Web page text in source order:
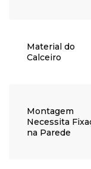
Material do
Calceiro
Montagem
Necessita
na Parede